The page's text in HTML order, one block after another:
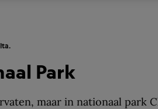
Park
maar in nationaal park